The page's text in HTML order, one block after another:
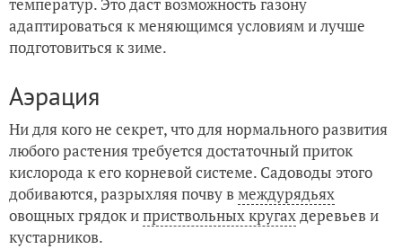
адаптироваться к меняющимся условиям и лучше
подготовиться к зиме.
Аэрация
Ни для кого не секрет, что для нормального развития
любого растения требуется достаточный приток
кислорода к его корневой системе. Садоводы этого
добиваются, разрыхляя почву вмеждурядьях
овощных грядок иприствольных кругахдеревьев и
кустарников.